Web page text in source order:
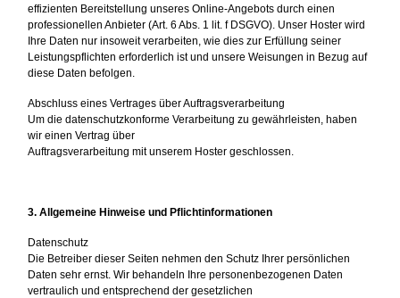
effizienten Bereitstellung unseres Online-Angebots durch einen
professionellen Anbieter (Art. 6 Abs. 1 lit. f DSGVO). Unser Hoster wird
Ihre Daten nur insoweit verarbeiten, wie dies zur Erfüllung seiner
Leistungspflichten erforderlich ist und unsere Weisungen in Bezug auf
diese Daten befolgen.
Abschluss eines Vertrages über Auftragsverarbeitung
Um die datenschutzkonforme Verarbeitung zu gewährleisten, haben
wir einen Vertrag über
Auftragsverarbeitung mit unserem Hoster geschlossen.
3. Allgemeine Hinweise und Pflichtinformationen
Datenschutz
Die Betreiber dieser Seiten nehmen den Schutz Ihrer persönlichen
Daten sehr ernst. Wir behandeln Ihre personenbezogenen Daten
vertraulich und entsprechend der gesetzlichen